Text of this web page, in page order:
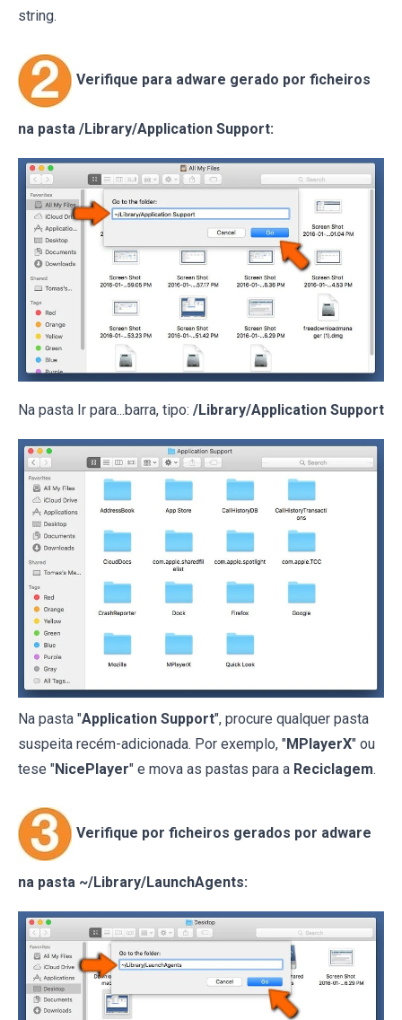
string.
Verifique para adware gerado por ficheiros
na pasta /Library/Application Support:
Na pasta Ir para...barra, tipo: /Library/Application Support
Na pasta "Application Support", procure qualquer pasta
suspeita recém-adicionada. Por exemplo, "MPlayerX" ou
tese "NicePlayer" e mova as pastas para a Reciclagem.
Verifique por ficheiros gerados por adware
na pasta ~/Library/LaunchAgents: